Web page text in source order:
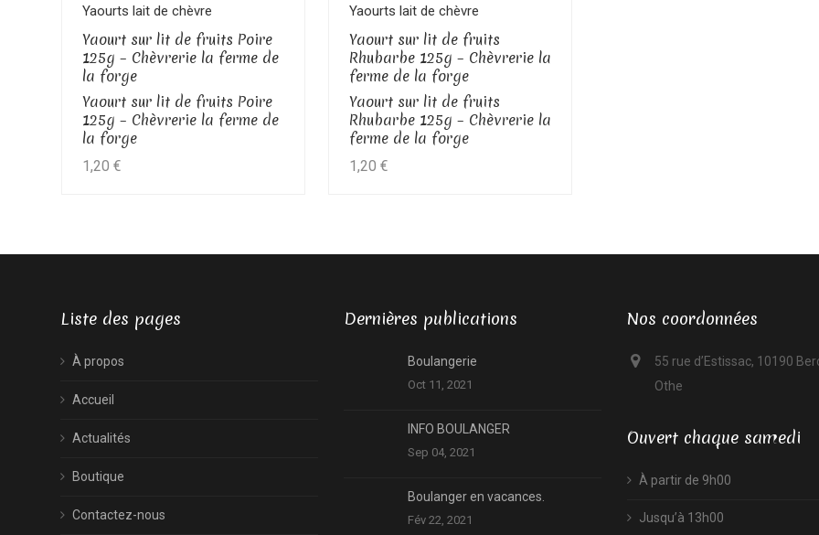
Yaourts lait de chèvre
Yaourt sur lit de fruits Poire
125g – Chèvrerie la ferme de
la forge
Yaourt sur lit de fruits Poire
125g – Chèvrerie la ferme de
la forge
1,20 €
Yaourts lait de chèvre
Yaourt sur lit de fruits
Rhubarbe 125g – Chèvrerie la
ferme de la forge
Yaourt sur lit de fruits
Rhubarbe 125g – Chèvrerie la
ferme de la forge
1,20 €
Liste des pages
À propos
Accueil
Actualités
Boutique
Contactez-nous
Dernières publications
Boulangerie
Oct 11, 2021
INFO BOULANGER
Sep 04, 2021
Boulanger en vacances.
Fév 22, 2021
Nos coordonnées
55 rue d’Estissac, 10190
Othe
Ouvert chaque samedi
À partir de 9h00
Jusqu’à 13h00